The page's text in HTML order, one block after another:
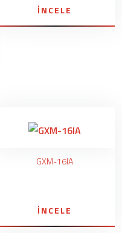
İNCELE
GXM-16IA
İNCELE